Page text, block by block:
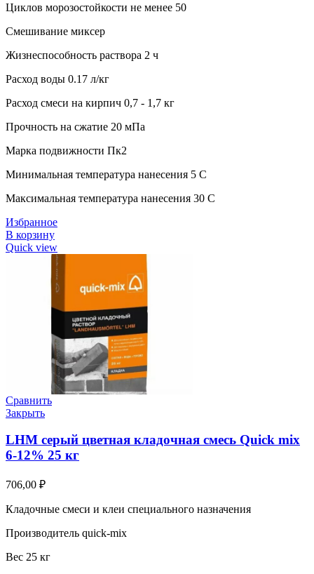
Циклов морозостойкости не менее 50
Смешивание миксер
Жизнеспособность раствора 2 ч
Расход воды 0.17 л/кг
Расход смеси на кирпич 0,7 - 1,7 кг
Прочность на сжатие 20 мПа
Марка подвижности Пк2
Минимальная температура нанесения 5 C
Максимальная температура нанесения 30 C
Избранное
В корзину
Quick view
Сравнить
Закрыть
LHM серый цветная кладочная смесь Quick mix
6-12% 25 кг
706,00 ₽
Кладочные смеси и клеи специального назначения
Производитель quick-mix
Вес 25 кг